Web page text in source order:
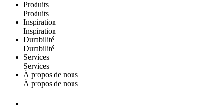
Produits
Produits
Inspiration
Inspiration
Durabilité
Durabilité
Services
Services
À propos de nous
À propos de nous